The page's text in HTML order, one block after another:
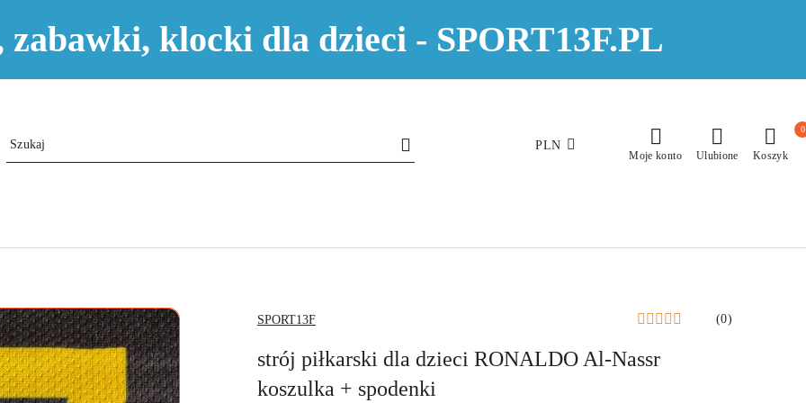
zabawki, klocki dla dzieci - SPORT13F.PL
PLN
Moje konto Ulubione Koszyk
0
NAZWA
PRODUCENTA:
SPORT13F (0)
strój piłkarski dla dzieci RONALDO Al-Nassr
koszulka + spodenki